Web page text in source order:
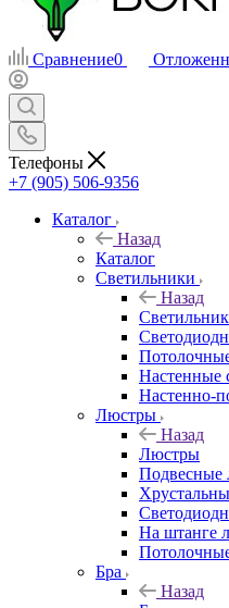
Сравнение0
Телефоны
+7 (905) 506-9356
Каталог
Назад
Каталог
Светильники
Назад
Настенные
Настенно-
Люстры
Назад
Люстры
Подвесные
На штанге
Бра
Назад